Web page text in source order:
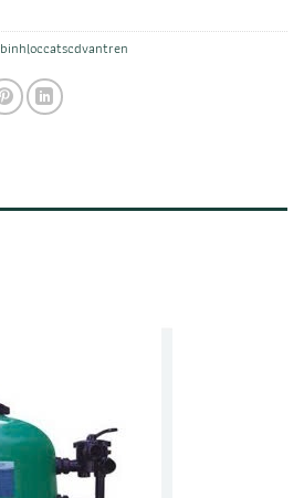
binhloccatscdvantren